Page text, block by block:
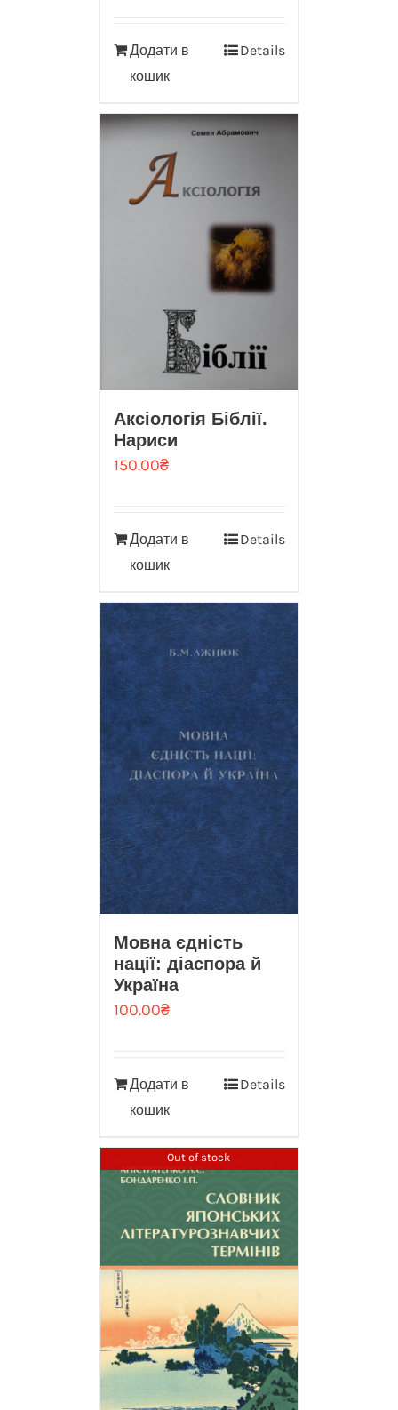
Додати в
кошик
Details
Аксіологія Біблії.
Нариси
150.00₴
Додати в
кошик
Details
Мовна єдність
нації: діаспора й
Україна
100.00₴
Додати в
кошик
Details
Out of stock